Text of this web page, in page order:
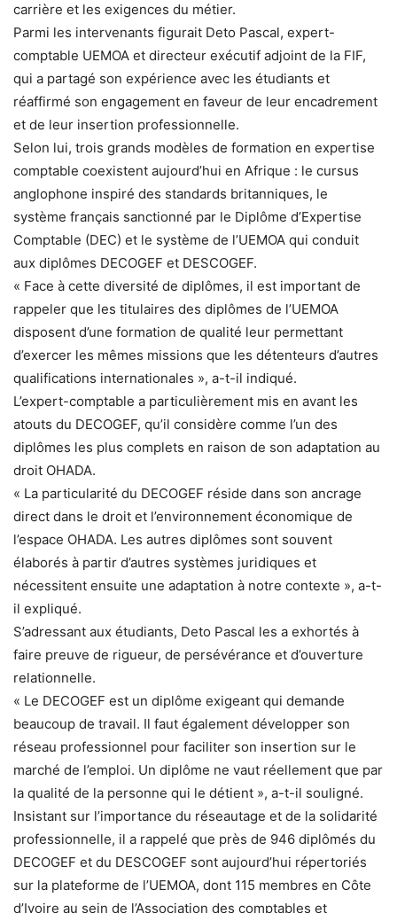
carrière et les exigences du métier.
Parmi les intervenants figurait Deto Pascal, expert-
comptable UEMOA et directeur exécutif adjoint de la FIF,
qui a partagé son expérience avec les étudiants et
réaffirmé son engagement en faveur de leur encadrement
et de leur insertion professionnelle.
Selon lui, trois grands modèles de formation en expertise
comptable coexistent aujourd’hui en Afrique : le cursus
anglophone inspiré des standards britanniques, le
système français sanctionné par le Diplôme d’Expertise
Comptable (DEC) et le système de l’UEMOA qui conduit
aux diplômes DECOGEF et DESCOGEF.
« Face à cette diversité de diplômes, il est important de
rappeler que les titulaires des diplômes de l’UEMOA
disposent d’une formation de qualité leur permettant
d’exercer les mêmes missions que les détenteurs d’autres
qualifications internationales », a-t-il indiqué.
L’expert-comptable a particulièrement mis en avant les
atouts du DECOGEF, qu’il considère comme l’un des
diplômes les plus complets en raison de son adaptation au
droit OHADA.
« La particularité du DECOGEF réside dans son ancrage
direct dans le droit et l’environnement économique de
l’espace OHADA. Les autres diplômes sont souvent
élaborés à partir d’autres systèmes juridiques et
nécessitent ensuite une adaptation à notre contexte », a-t-
il expliqué.
S’adressant aux étudiants, Deto Pascal les a exhortés à
faire preuve de rigueur, de persévérance et d’ouverture
relationnelle.
« Le DECOGEF est un diplôme exigeant qui demande
beaucoup de travail. Il faut également développer son
réseau professionnel pour faciliter son insertion sur le
marché de l’emploi. Un diplôme ne vaut réellement que par
la qualité de la personne qui le détient », a-t-il souligné.
Insistant sur l’importance du réseautage et de la solidarité
professionnelle, il a rappelé que près de 946 diplômés du
DECOGEF et du DESCOGEF sont aujourd’hui répertoriés
sur la plateforme de l’UEMOA, dont 115 membres en Côte
d’Ivoire au sein de l’Association des comptables et